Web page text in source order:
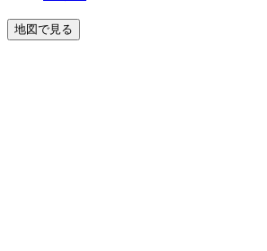
地図で見る